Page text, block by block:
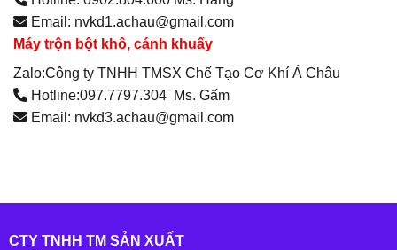
Email: nvkd1.achau@gmail.com
Máy trộn bột khô, cánh khuấy
Zalo:Công ty TNHH TMSX Chế Tạo Cơ Khí Á Châu
Hotline:097.7797.304 Ms. Gấm
Email: nvkd3.achau@gmail.com
CTY TNHH TM SẢN XUẤT